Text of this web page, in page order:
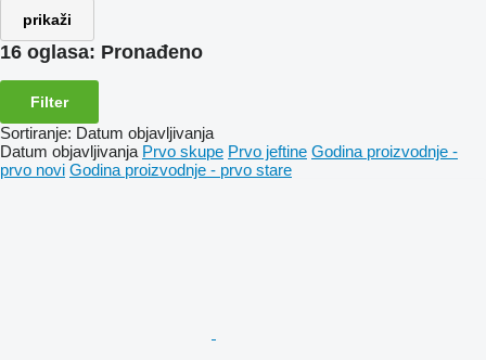
prikaži
16 oglasa: Pronađeno
Filter
Sortiranje: Datum objavljivanja
Datum objavljivanja Prvo skupe Prvo jeftine Godina proizvodnje -
prvo novi Godina proizvodnje - prvo stare